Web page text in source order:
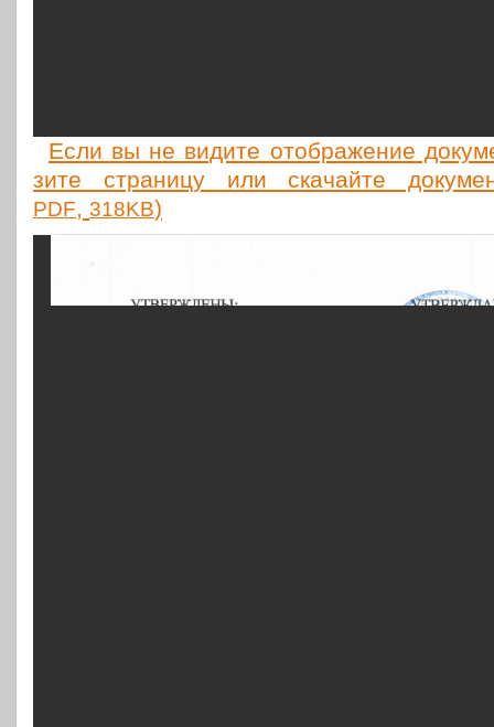
Если вы не видите отоб­ра­же­ние
зи­те стра­ни­цу или ска­чай­те
PDF, 318KB)